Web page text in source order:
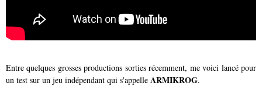
Entre quelques grosses productions sorties récemment, me voici lancé pour
un test sur un jeu indépendant qui s'appelle ARMIKROG.